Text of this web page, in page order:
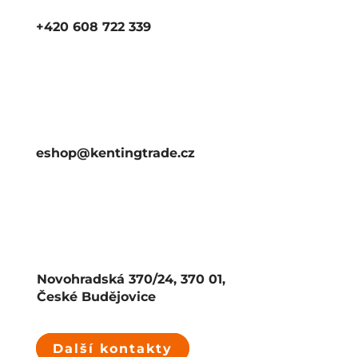
+420 608 722 339
eshop@kentingtrade.cz
Novohradská 370/24, 370 01,
České Budějovice
Další kontakty